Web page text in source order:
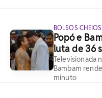
BOLSOS CHEIOS
Popó e
luta de 36
Televisionada
Bambam
minuto